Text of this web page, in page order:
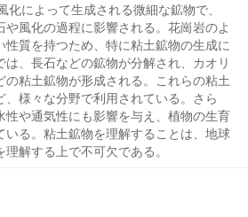
化によって生成される微細な鉱物で、
や風化の過程に影響される。花崗岩のよ
性質を持つため、特に粘土鉱物の生成に
は、長石などの鉱物が分解され、カオリ
の粘土鉱物が形成される。これらの粘土
様々な分野で利用されている。さら
性や通気性にも影響を与え、植物の生育
いる。粘土鉱物を理解することは、地球
解する上で不可欠である。